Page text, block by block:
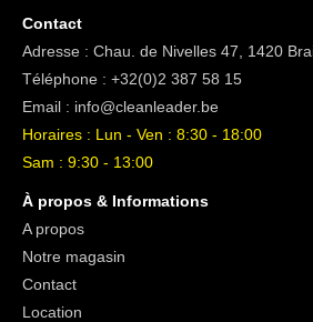
Contact
Adresse : Chau. de Nivelles 47, 1420
Téléphone : +32(0)2 387 58 15
Email : info@cleanleader.be
Horaires : Lun - Ven : 8:30 - 18:00
Sam : 9:30 - 13:00
À propos & Informations
A propos
Notre magasin
Contact
Location